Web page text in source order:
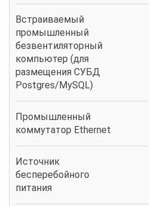
Встраиваемый
промышленный
безвентиляторный
компьютер (для
размещения СУБД
Postgres/MySQL)
Промышленный
коммутатор Ethernet
Источник
бесперебойного
питания